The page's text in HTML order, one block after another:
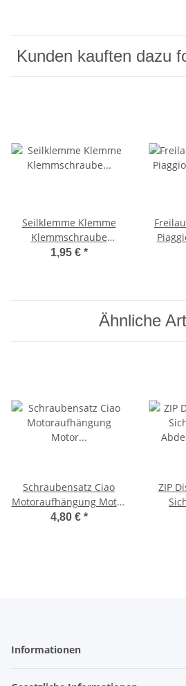
Kunden kauften dazu
Seilklemme Klemme
Klemmschraube
BremszugKlemmplättchen
1,95 € *
Ähnliche
Schraubensatz Ciao
Motoraufhängung Motor
Befestigungssatz Bravo,
4,80 € *
ZIP
Informationen